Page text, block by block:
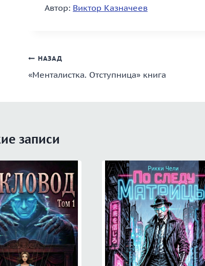
Автор: Виктор Казначеев
Навигация
по
НАЗАД
«Менталистка. Отступница» книга
записи